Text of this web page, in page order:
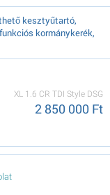
kesztyűtartó,
kormánykerék,
XL 1.6 CR TDI Style DSG
2 850 000 Ft